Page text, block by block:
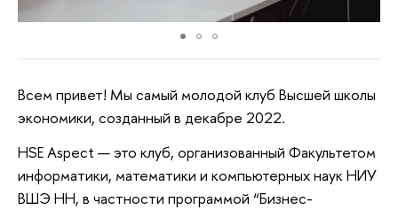
Всем привет! Мы самый молодой клуб Высшей школы
экономики, созданный в декабре 2022.
HSE Aspect — это клуб, организованный Факультетом
информатики, математики и компьютерных наук НИУ
ВШЭ НН, в частности программой “Бизнес-